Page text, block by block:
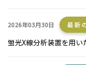
2026年03月30日 最新
蛍光X線分析装置を用